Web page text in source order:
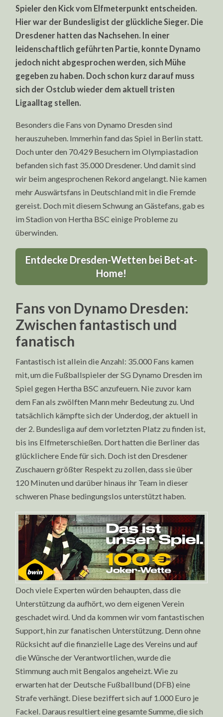
Spieler den Kick vom Elfmeterpunkt entscheiden.
Hier war der Bundesligist der glückliche Sieger. Die
Dresdener hatten das Nachsehen. In einer
leidenschaftlich geführten Partie, konnte Dynamo
jedoch nicht abgesprochen werden, sich Mühe
gegeben zu haben. Doch schon kurz darauf muss
sich der Ostclub wieder dem aktuell tristen
Ligaalltag stellen.
Besonders die Fans von Dynamo Dresden sind
herauszuheben. Immerhin fand das Spiel in Berlin statt.
Doch unter den 70.429 Besuchern im Olympiastadion
befanden sich fast 35.000 Dresdener. Und damit sind
wir beim angesprochenen Rekord angelangt. Nie kamen
mehr Auswärtsfans in Deutschland mit in die Fremde
gereist. Doch mit diesem Schwung an Gästefans, gab es
im Stadion von Hertha BSC einige Probleme zu
überwinden.
Entdecke Dresden-Wetten bei Bet-at-
Home!
Fans von Dynamo Dresden:
Zwischen fantastisch und
fanatisch
Fantastisch ist allein die Anzahl: 35.000 Fans kamen
mit, um die Fußballspieler der SG Dynamo Dresden im
Spiel gegen Hertha BSC anzufeuern. Nie zuvor kam
dem Fan als zwölften Mann mehr Bedeutung zu. Und
tatsächlich kämpfte sich der Underdog, der aktuell in
der 2. Bundesliga auf dem vorletzten Platz zu finden ist,
bis ins Elfmeterschießen. Dort hatten die Berliner das
glücklichere Ende für sich. Doch ist den Dresdener
Zuschauern größter Respekt zu zollen, dass sie über
120 Minuten und darüber hinaus ihr Team in dieser
schweren Phase bedingungslos unterstützt haben.
Doch viele Experten würden behaupten, dass die
Unterstützung da aufhört, wo dem eigenen Verein
geschadet wird. Und da kommen wir vom fantastischen
Support, hin zur fanatischen Unterstützung. Denn ohne
Rücksicht auf die finanzielle Lage des Vereins und auf
die Wünsche der Verantwortlichen, wurde die
Stimmung auch mit Bengalos angeheizt. Wie zu
erwarten hat der Deutsche Fußballbund (DFB) eine
Strafe verhängt. Diese beziffert sich auf 1.000 Euro je
Fackel. Daraus resultiert eine gesamte Summe, die sich